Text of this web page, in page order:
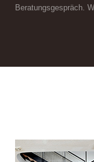
Beratungsgespräch.